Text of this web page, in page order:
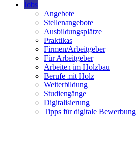
Jobs
Angebote
Stellenangebote
Ausbildungsplätze
Praktikas
Firmen/Arbeitgeber
Für Arbeitgeber
Arbeiten im Holzbau
Berufe mit Holz
Weiterbildung
Studiengänge
Digitalisierung
Tipps für digitale Bewerbung